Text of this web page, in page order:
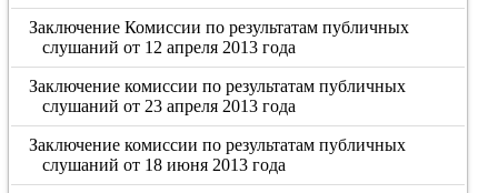
Заключение Комиссии по результатам публичных
слушаний от 12 апреля 2013 года
Заключение комиссии по результатам публичных
слушаний от 23 апреля 2013 года
Заключение комиссии по результатам публичных
слушаний от 18 июня 2013 года